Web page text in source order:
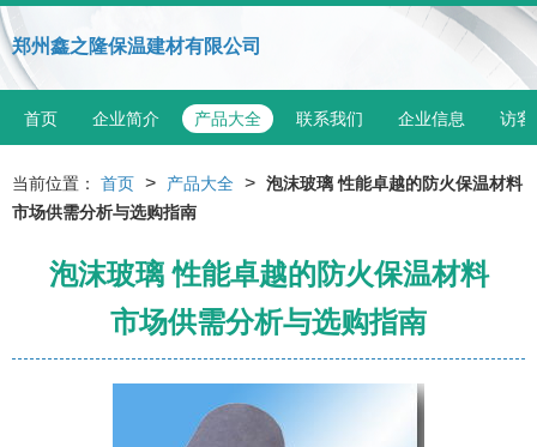
郑州鑫之隆保温建材有限公司
首页 企业简介 产品大全 联系我们 企业信息 访客
当前位置： 首页 > 产品大全 > 泡沫玻璃 性能卓越的防火保温材料
市场供需分析与选购指南
泡沫玻璃 性能卓越的防火保温材料
市场供需分析与选购指南